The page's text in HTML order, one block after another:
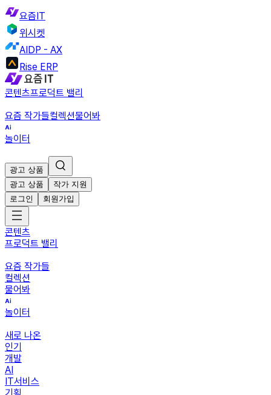
요즘IT
위시켓
AIDP - AX
Rise ERP
콘텐츠프로덕트 밸리
요즘 작가들컬렉션물어봐
놀이터
광고 상품
광고 상품
작가 지원
로그인
회원가입
콘텐츠
프로덕트 밸리
요즘 작가들
컬렉션
물어봐
놀이터
새로 나온
인기
개발
AI
IT서비스